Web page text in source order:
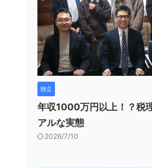
独立
年収1000万円以上！？税
アルな実態
2026/7/10